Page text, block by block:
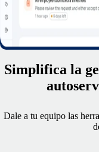
Simplifica la
Dale a tu equipo las